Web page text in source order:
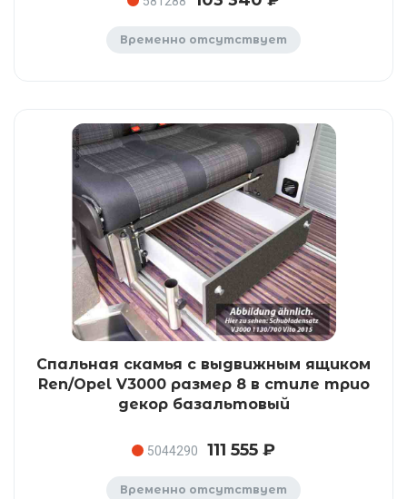
Временно отсутствует
Спальная скамья с выдвижным ящиком
Ren/Opel V3000 размер 8 в стиле трио
декор базальтовый
5044290 111 555 ₽
Временно отсутствует